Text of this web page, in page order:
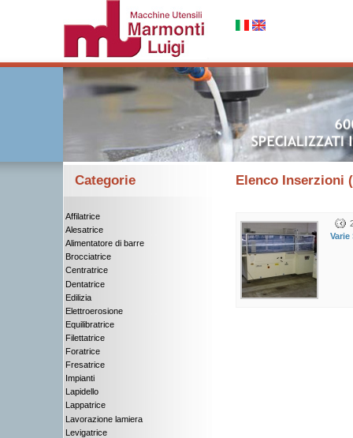
Categorie
Affilatrice
Alesatrice
Alimentatore di barre
Brocciatrice
Centratrice
Dentatrice
Edilizia
Elettroerosione
Equilibratrice
Filettatrice
Foratrice
Fresatrice
Impianti
Lapidello
Lappatrice
Lavorazione lamiera
Levigatrice
Elenco Inserzioni
Varie